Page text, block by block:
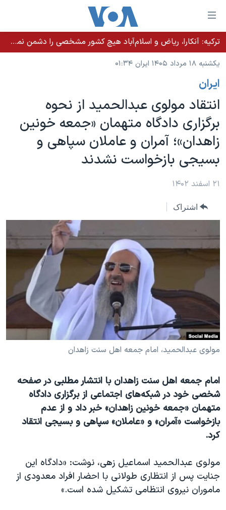
لینکهای
قابل
دسترسی
جهش
محتوای
اصلی
جهش
به
صفحه
اصلی
جهش
خانه
نسخه سبک وب‌سایت
موضوع ها
ایران
آمریکا
جهان
ورزشی
گزیده‌ها
فرهنگ و زندگی
علم و فناوری
اسرائیل در جنگ
گالری عکس
برنامه های تلویزیونی
جدول برنامه ها
صفحه‌های ویژه
جام جهانی ۲۰۲۶
عملیات خشم حماسی
مستندها
انتخابات ریاست جمهوری آمریکا ۲۰۲۴
حمله جمهوری اسلامی به اسرائیل
رمز مهسا
ورزش زنان در ایران
اعتراضات زن، زندگی، آزادی
دادگاه حمید نوری
چهل سال گروگان‌گیری
قانون شفافیت دارائی کادر رهبری ایران
اعتراضات مردمی آبان ۹۸
نرگس محمدی برنده جایزه نوبل صلح
همایش محافظه‌کاران آمریکا «سی‌پک»
فرکانس‌های صدای آمریکا
پخش رادیویی
یادگیری زبان انگلیسی
دنبال کنید
زبانهای مختلف
ترکیه: آنکارا، ریاض و اسلام‌آباد هیچ کشور مشخصی را دشمن نمی‌دانند مگر اینکه آن کشور اقدام خصمانه‌ای انجام دهد
یکشنبه ۱۸ مرداد ۱۴۰۵ ایران ۰۱:۳۴
ايران
انتقاد مولوی عبدالحمید از نحوه
برگزاری دادگاه متهمان «جمعه خونین
زاهدان»؛ آمران و عاملان سپاهی و
بسیجی بازخواست نشدند
۲۱ اسفند ۱۴۰۲
اشتراک
مولوی عبدالحمید، امام جمعه اهل سنت زاهدان
امام جمعه اهل سنت زاهدان با انتشار مطلبی در صفحه
شخصی خود در شبکه‌های اجتماعی از برگزاری دادگاه
متهمان «جمعه خونین زاهدان» خبر داد و از عدم
بازخواست «آمران» و «عاملان» سپاهی و بسیجی انتقاد
کرد.
مولوی عبدالحمید اسماعیل زهی، نوشت: «دادگاه این
جنایت پس از انتظاری طولانی با احضار افراد معدودی از
ماموران نیروی انتظامی تشکیل شده است.»